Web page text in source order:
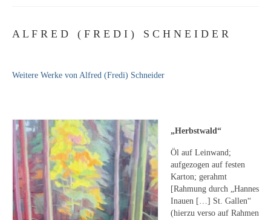
Kunst vor 1900
– 02.06.1851 ebd.)
Leonhard Heinrich Hessel
George Paice
Johann Georg Strobel
Ludwig Martin Wilberg
A L F R E D ( F R E D I ) S C H N E I D E R
Weitere Werke von Alfred (Fredi) Schneider
„Herbstwald“
Öl auf Leinwand;
aufgezogen auf festen
Karton; gerahmt
[Rahmung durch „Hannes
Inauen […] St. Gallen“
(hierzu verso auf Rahmen